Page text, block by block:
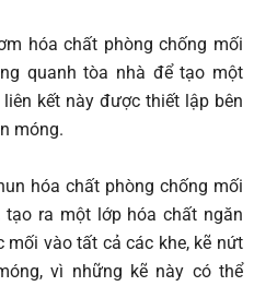
hóa chất phòng chống mối
quanh tòa nhà để tạo một
kết này được thiết lập bên
móng.
hóa chất phòng chống mối
ra một lớp hóa chất ngăn
vào tất cả các khe, kẽ nứt
vì những kẽ này có thể